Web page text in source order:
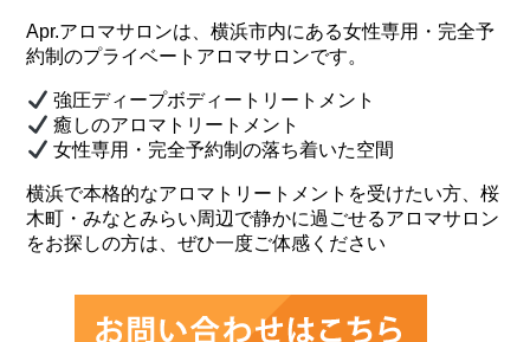
Apr.アロマサロンは、横浜市内にある女性専用・完全予
約制のプライベートアロマサロンです。
強圧ディープボディートリートメント
癒しのアロマトリートメント
女性専用・完全予約制の落ち着いた空間
横浜で本格的なアロマトリートメントを受けたい方、桜
木町・みなとみらい周辺で静かに過ごせるアロマサロン
をお探しの方は、ぜひ一度ご体感ください